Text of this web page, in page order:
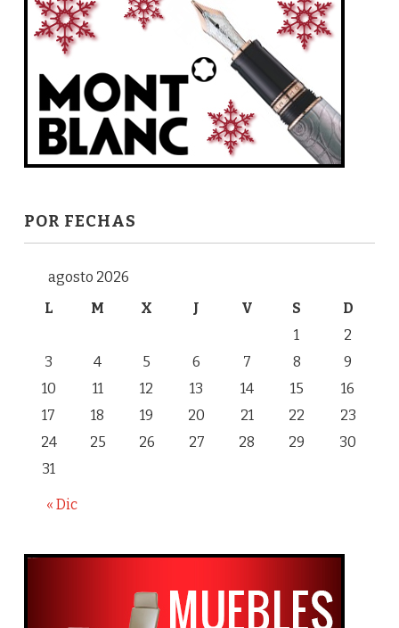
POR FECHAS
agosto 2026
L
M X J V S D
« Dic
1
2
3
4 5 6 7 8
9
10
11 12 13 14 15
16
17
18 19 20 21 22
23
24
25 26 27 28 29
30
31